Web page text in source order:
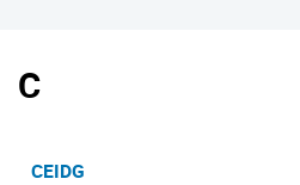
C
CEIDG